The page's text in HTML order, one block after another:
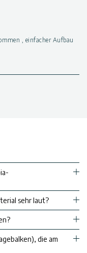
, einfacher Aufbau
sehr laut?
die am